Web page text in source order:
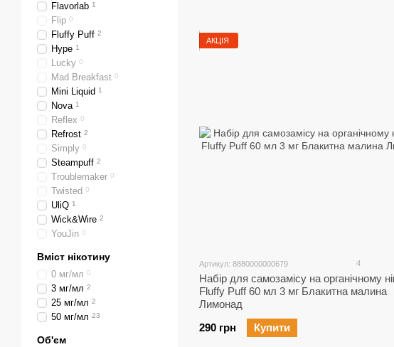
АКЦІЯ
Артикул: 8880000000679 4
Набір для самозамісу на органічному
Fluffy Puff 60 мл 3 мг Блакитна малина
Лимонад
290 грн
Купити
Flavorlab 1
Flip 0
Fluffy Puff 2
Hype 1
Lucky 0
Mad Breakfast 0
Mini Liquid 1
Nova 1
Reflex 0
Refrost 2
Simply 0
Steampuff 2
Troublemaker 0
Twisted 0
UliQ 1
Wick&Wire 2
YouJin 0
Вміст нікотину
0 мг/мл 0
3 мг/мл 2
25 мг/мл 2
50 мг/мл 23
Об'єм